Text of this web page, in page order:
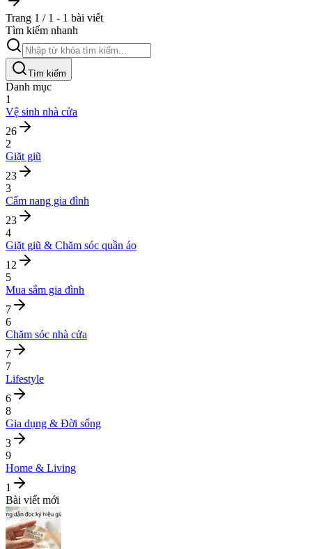
Trang 1 / 1 - 1 bài viết
Tìm kiếm nhanh
Tìm kiếm
Danh mục
1
Vệ sinh nhà cửa
26
2
Giặt giũ
23
3
Cẩm nang gia đình
23
4
Giặt giũ & Chăm sóc quần áo
12
5
Mua sắm gia đình
7
6
Chăm sóc nhà cửa
7
7
Lifestyle
6
8
Gia dụng & Đời sống
3
9
Home & Living
1
Bài viết mới